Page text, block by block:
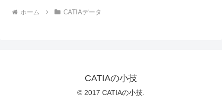
ホーム CATIAデータ
CATIAの小技
© 2017 CATIAの小技.